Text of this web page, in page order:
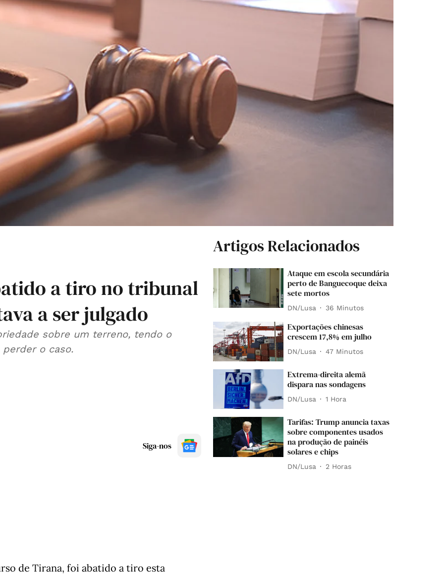
a tiro no tribunal
a ser julgado
sobre um terreno, tendo o
o caso.
Siga-nos
de Tirana, foi abatido a tiro esta
Artigos Relacionados
Ataque em escola secundária
perto de Banguecoque deixa
sete mortos
DN/Lusa 36 Minutos
Exportações chinesas
crescem 17,8% em julho
DN/Lusa 47 Minutos
Extrema-direita alemã
dispara nas sondagens
DN/Lusa 1 Hora
Tarifas: Trump anuncia taxas
sobre componentes usados
na produção de painéis
solares e chips
DN/Lusa 2 Horas